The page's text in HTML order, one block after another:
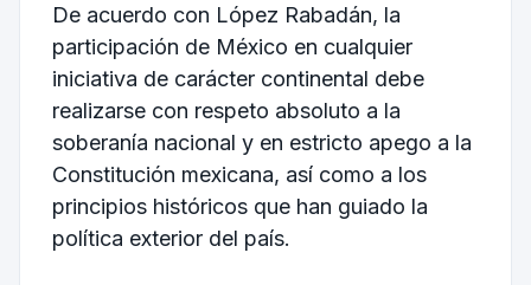
De acuerdo con López Rabadán, la
participación de México en cualquier
iniciativa de carácter continental debe
realizarse con respeto absoluto a la
soberanía nacional y en estricto apego a la
Constitución mexicana, así como a los
principios históricos que han guiado la
política exterior del país.